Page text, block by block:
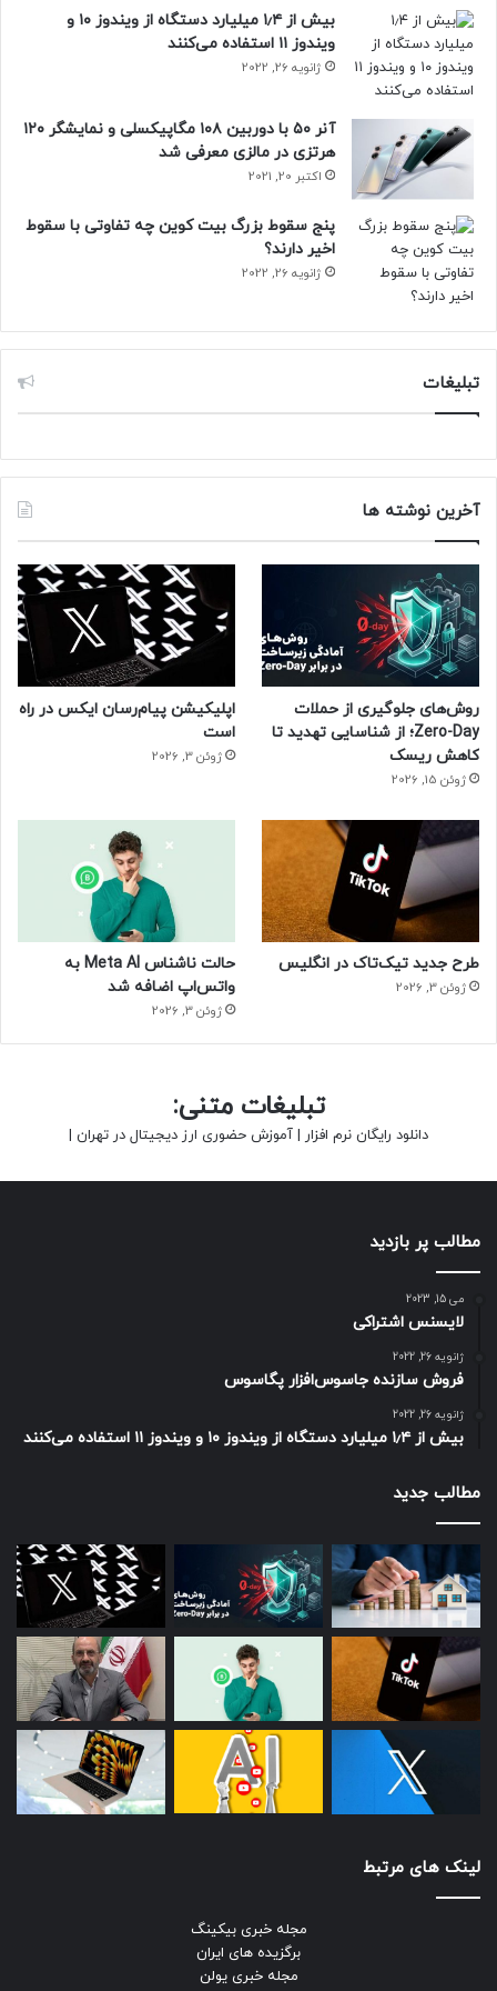
بیش از ۱٫۴ میلیارد دستگاه از ویندوز ۱۰ و
ویندوز ۱۱ استفاده می‌کنند
ژانویه 26, 2022
آنر ۵۰ با دوربین ۱۰۸ مگاپیکسلی و نمایشگر ۱۲۰
هرتزی در مالزی معرفی شد
اکتبر 20, 2021
پنج سقوط بزرگ بیت کوین چه تفاوتی با سقوط
اخیر دارند؟
ژانویه 26, 2022
تبلیغات
آخرین نوشته ها
روش‌های جلوگیری از حملات
Zero-Day؛ از شناسایی تهدید تا
کاهش ریسک
ژوئن 15, 2026
اپلیکیشن پیام‌رسان ایکس در راه
است
ژوئن 3, 2026
طرح جدید تیک‌تاک در انگلیس
ژوئن 3, 2026
حالت ناشناس Meta AI به
واتس‌اپ اضافه شد
ژوئن 3, 2026
تبلیغات متنی:
دانلود رایگان نرم افزار | آموزش حضوری ارز دیجیتال در تهران |
مطالب پر بازدید
می 15, 2023
لایسنس اشتراکی
ژانویه 26, 2022
فروش سازنده جاسوس‌افزار پگاسوس
ژانویه 26, 2022
بیش از ۱٫۴ میلیارد دستگاه از ویندوز ۱۰ و ویندوز ۱۱ استفاده می‌کنند
مطالب جدید
لینک های مرتبط
مجله خبری بیکینگ
برگزیده های ایران
مجله خبری یولن